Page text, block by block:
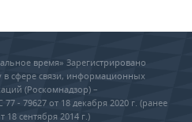
время» Зарегистрировано
сфере связи, информационных
(Роскомнадзор) –
- 79627 от 18 декабря 2020 г. (ранее
18 сентября 2014 г.)